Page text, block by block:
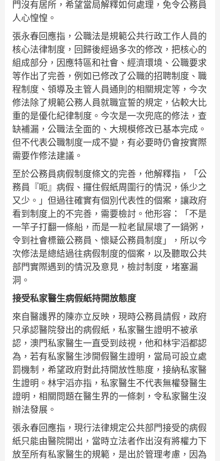
門沒有居所，希望當局解釋如何處理，免令公務員
人心惶惶。
張永春回應指，公職法是規範公共行政工作人員的
核心法律制度，回歸後經過多次的修改，把核心的
組成部分，因應特區和社會、經濟環境、公職要求
等作出了完善，例如已修改了公職的招聘制度、職
程制度、領導及主管人員通則的相關規定等，今次
修法除了規範公務人員就職宣誓的規定，佔較大比
重的是優化紀律制度。今次是一次兜底的修法，查
缺補漏，公職法全面的、大規模修改已基本完成。
但不代表公職制度一成不變，有必要時仍會按實際
需要作修法建議。
至於公務員病假制度條文的完善，他解釋指，「公
務員『呃』病假、攞住假紙周圍行的情況，係少之
又少。」但過往確實有個別代表性的個案，讓政府
看到制度上的不完善，需要檢討。他形容：「不是
一竿子打翻一條船，而是一粒老鼠屎壞了一鍋粥，
令到社會標籤公務員、懷疑公務員制度」，所以今
次修法是總結過往病假制度的個案，以及聽取公共
部門實際遇到的情況及意見，檢討制度，堵塞漏
洞。
接受私家醫生病假紙持開放態度
來自醫護界的陳亦立反映，現時公務員請假，政府
只承認醫院發出的病假紙，私家醫生證明不被承
認，澳門私家醫生一直受到歧視，他和林宇滔都認
為，若有私家醫生涉開假醫生證明，當局可設立處
罰機制，希望政府對此持開放性態度，接納私家醫
生證明。林宇滔亦指，私家醫生不代表無權發醫生
證明，相關問題在醫生界的一條刺，令私家醫生沒
辦法發展。
張永春回應指，現行法律規定公共部門接受的病假
紙只能由醫院開出，當時立法者作出沒有將權力下
放至所有私家醫生的規範，是出於管理考慮，因為